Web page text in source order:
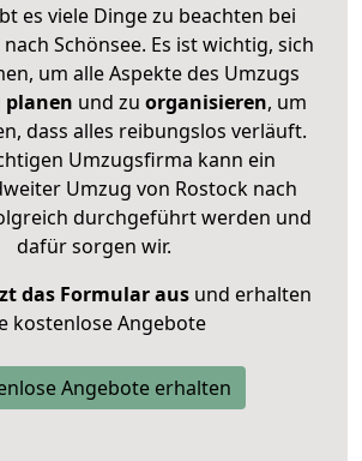
es viele Dinge zu beachten bei
Schönsee. Es ist wichtig, sich
um alle Aspekte des Umzugs
planen und zu organisieren, um
dass alles reibungslos verläuft.
Umzugsfirma kann ein
Umzug von Rostock nach
durchgeführt werden und
dafür sorgen wir.
das Formular ausund erhalten
kostenlose Angebote
Angebote erhalten